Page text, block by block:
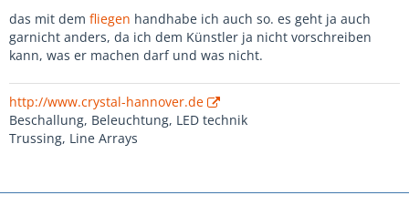
das mit dem fliegen handhabe ich auch so. es geht ja auch
garnicht anders, da ich dem Künstler ja nicht vorschreiben
kann, was er machen darf und was nicht.
http://www.crystal-hannover.de
Beschallung, Beleuchtung, LED technik
Trussing, Line Arrays